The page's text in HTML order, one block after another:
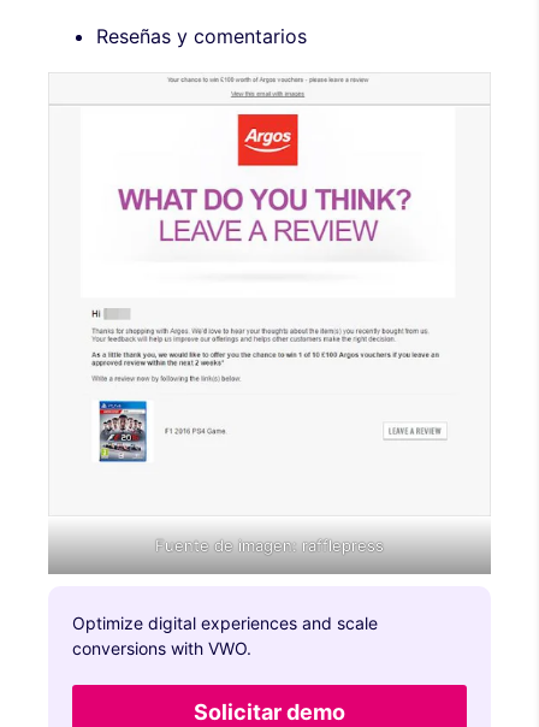
Reseñas y comentarios
Fuente de imagen: rafflepress
Optimize digital experiences and scale
conversions with VWO.
Solicitar demo